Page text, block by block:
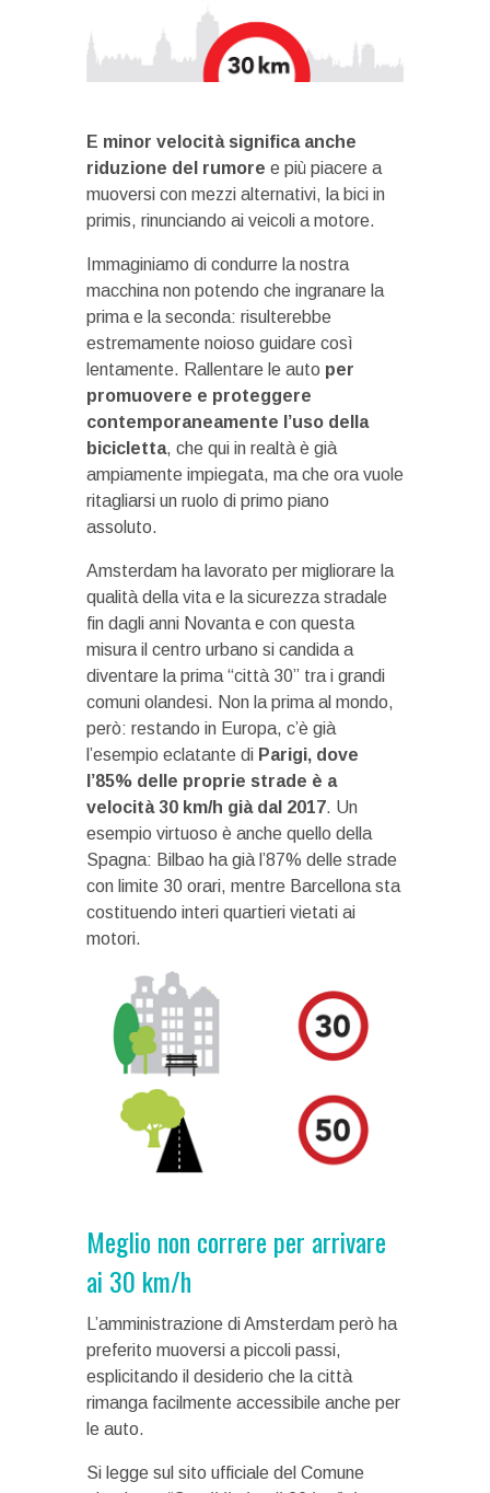
E minor velocità significa anche
riduzione del rumore e più piacere a
muoversi con mezzi alternativi, la bici in
primis, rinunciando ai veicoli a motore.
Immaginiamo di condurre la nostra
macchina non potendo che ingranare la
prima e la seconda: risulterebbe
estremamente noioso guidare così
lentamente. Rallentare le auto per
promuovere e proteggere
contemporaneamente l’uso della
bicicletta, che qui in realtà è già
ampiamente impiegata, ma che ora vuole
ritagliarsi un ruolo di primo piano
assoluto.
Amsterdam ha lavorato per migliorare la
qualità della vita e la sicurezza stradale
fin dagli anni Novanta e con questa
misura il centro urbano si candida a
diventare la prima “città 30” tra i grandi
comuni olandesi. Non la prima al mondo,
però: restando in Europa, c’è già
l’esempio eclatante di Parigi, dove
l’85% delle proprie strade è a
velocità 30 km/h già dal 2017. Un
esempio virtuoso è anche quello della
Spagna: Bilbao ha già l’87% delle strade
con limite 30 orari, mentre Barcellona sta
costituendo interi quartieri vietati ai
motori.
Meglio non correre per arrivare
ai 30 km/h
L’amministrazione di Amsterdam però ha
preferito muoversi a piccoli passi,
esplicitando il desiderio che la città
rimanga facilmente accessibile anche per
le auto.
Si legge sul sito ufficiale del Comune